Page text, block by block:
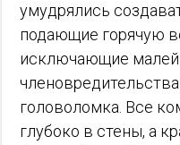
умудрялись
подающие горячую
исключающие
головоломка. Все
глубоко в стены, а